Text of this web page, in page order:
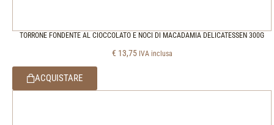
TORRONE FONDENTE AL CIOCCOLATO E NOCI DI MACADAMIA DELICATESSEN 300G
€ 13,75 IVA inclusa
ACQUISTARE